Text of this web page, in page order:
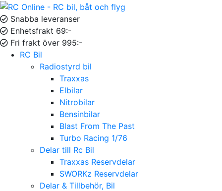
Snabba leveranser
Enhetsfrakt 69:-
Fri frakt över 995:-
RC Bil
Radiostyrd bil
Traxxas
Elbilar
Nitrobilar
Bensinbilar
Blast From The Past
Turbo Racing 1/76
Delar till Rc Bil
Traxxas Reservdelar
SWORKz Reservdelar
Delar & Tillbehör, Bil